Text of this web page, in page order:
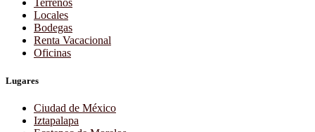
Terrenos
Locales
Bodegas
Renta Vacacional
Oficinas
Lugares
Ciudad de México
Iztapalapa